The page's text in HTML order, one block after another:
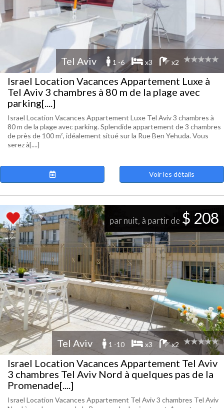
Tel Aviv 1 -6 x3 x2
Israel Location Vacances Appartement Luxe à
Tel Aviv 3 chambres à 80 m de la plage avec
parking[....]
Israel Location Vacances Appartement Luxe Tel Aviv 3 chambres à
80 m de la plage avec parking. Splendide appartement de 3 chambres
de près de 100 m², idéalement situé sur la Rue Ben Yehuda. Vous
serez à[....]
Voir les détails
par nuit, à partir de $ 208
Tel Aviv 1 -10 x3 x2
Israel Location Vacances Appartement Tel Aviv
3 chambres Tel Aviv Nord à quelques pas de la
Promenade[....]
Israel Location Vacances Appartement Tel Aviv 3 chambres Tel Aviv